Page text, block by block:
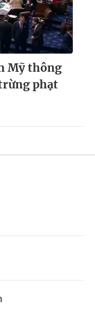
Mỹ thông
phạt